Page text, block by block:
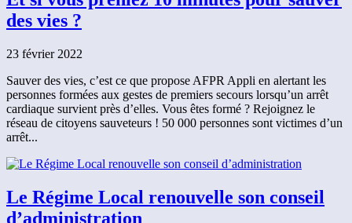
des vies ?
23 février 2022
Sauver des vies, c’est ce que propose AFPR Appli en alertant les
personnes formées aux gestes de premiers secours lorsqu’un arrêt
cardiaque survient près d’elles. Vous êtes formé ? Rejoignez le
réseau de citoyens sauveteurs ! 50 000 personnes sont victimes d’un
arrêt...
Le Régime Local renouvelle son conseil
d’administration